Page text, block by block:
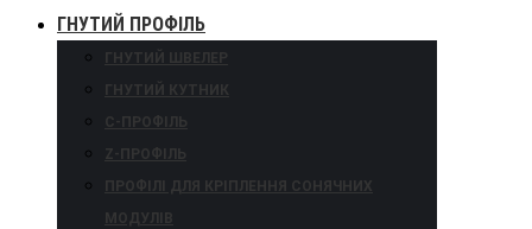
ГНУТИЙ ПРОФІЛЬ
ГНУТИЙ ШВЕЛЕР
ГНУТИЙ КУТНИК
С-ПРОФІЛЬ
Z-ПРОФІЛЬ
ПРОФІЛІ ДЛЯ КРІПЛЕННЯ СОНЯЧНИХ
МОДУЛІВ